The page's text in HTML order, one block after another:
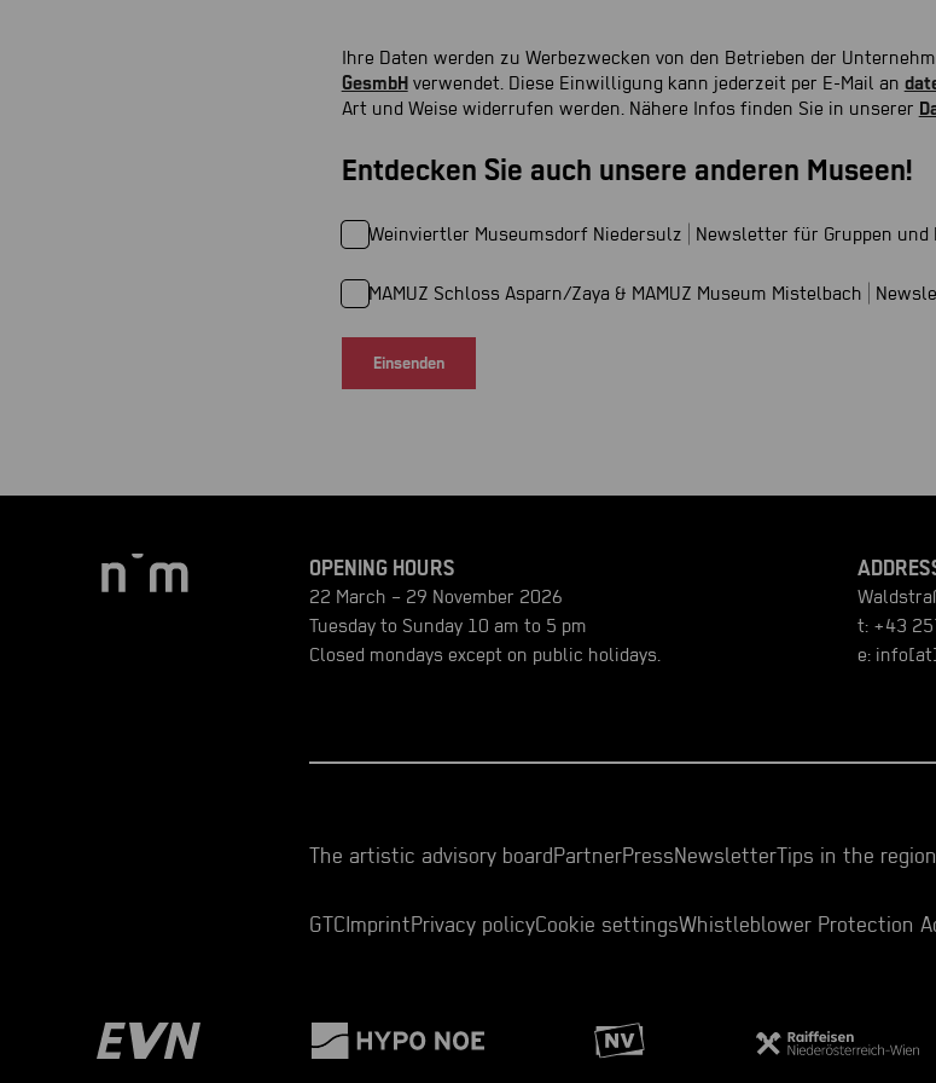
Ihre Daten werden zu Werbezwecken von den Betrieben der
GesmbHverwendet. Diese Einwilligung kann jederzeit per E-Mail an
Art und Weise widerrufen werden. Nähere Infos finden Sie in unserer
Entdecken Sie auch unsere anderen Museen!
Weinviertler Museumsdorf Niedersulz | Newsletter für Gruppen und
MAMUZ Schloss Asparn/Zaya & MAMUZ Museum Mistelbach |
OPENING HOURS
22 March – 29 November 2026
Tuesday to Sunday 10 am to 5 pm
Closed mondays except on public holidays.
t: +43
e:
The artistic advisory boardPartnerPressNewsletterTips in the region
GTCImprintPrivacy policyCookie settingsWhistleblower Protection